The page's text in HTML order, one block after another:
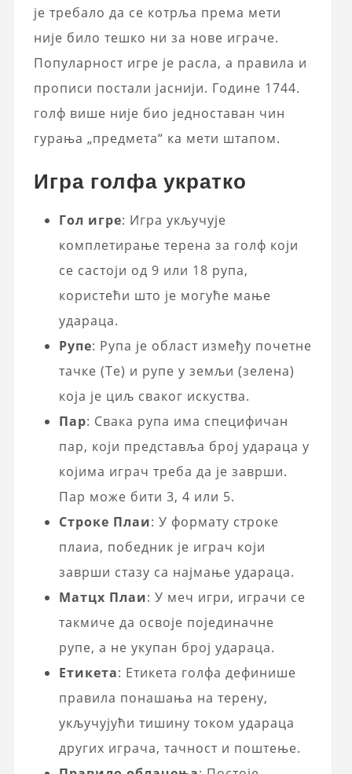
је требало да се котрља према мети
није било тешко ни за нове играче.
Популарност игре је расла, а правила и
прописи постали јаснији. Године 1744.
голф више није био једноставан чин
гурања „предмета“ ка мети штапом.
Игра голфа укратко
Гол игре: Игра укључује
комплетирање терена за голф који
се састоји од 9 или 18 рупа,
користећи што је могуће мање
удараца.
Рупе: Рупа је област између почетне
тачке (Те) и рупе у земљи (зелена)
која је циљ сваког искуства.
Пар: Свака рупа има специфичан
пар, који представља број удараца у
којима играч треба да је заврши.
Пар може бити 3, 4 или 5.
Строке Плаи: У формату строке
плаиа, победник је играч који
заврши стазу са најмање удараца.
Матцх Плаи: У меч игри, играчи се
такмиче да освоје појединачне
рупе, а не укупан број удараца.
Етикета: Етикета голфа дефинише
правила понашања на терену,
укључујући тишину током удараца
других играча, тачност и поштење.